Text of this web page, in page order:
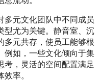
多元文化团队中不同成员
型尤为关键。静音室、沉
多元共存，使员工能够根
例如，一些文化倾向于集
考，灵活的空间配置满足
率。